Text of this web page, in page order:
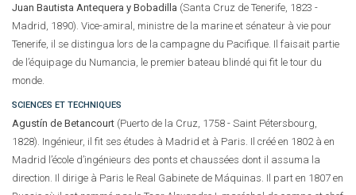
Juan Bautista Antequera y Bobadilla (Santa Cruz de Tenerife, 1823 -
Madrid, 1890). Vice-amiral, ministre de la marine et sénateur à vie pour
Tenerife, il se distingua lors de la campagne du Pacifique. Il faisait partie
de l’équipage du Numancia, le premier bateau blindé qui fit le tour du
monde.
SCIENCES ET TECHNIQUES
Agustín de Betancourt (Puerto de la Cruz, 1758 - Saint Pétersbourg,
1828). Ingénieur, il fit ses études à Madrid et à Paris. Il créé en 1802 à en
Madrid l’école d’ingénieurs des ponts et chaussées dont il assuma la
direction. Il dirige à Paris le Real Gabinete de Máquinas. Il part en 1807 en